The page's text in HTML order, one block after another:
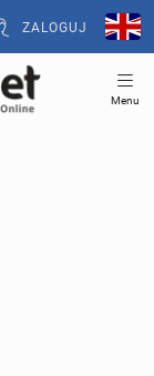
ZALOGUJ
Menu